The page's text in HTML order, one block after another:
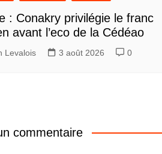
: Conakry privilégie le franc
avant l’eco de la Cédéao
Levalois 3 août 2026 0
commentaire